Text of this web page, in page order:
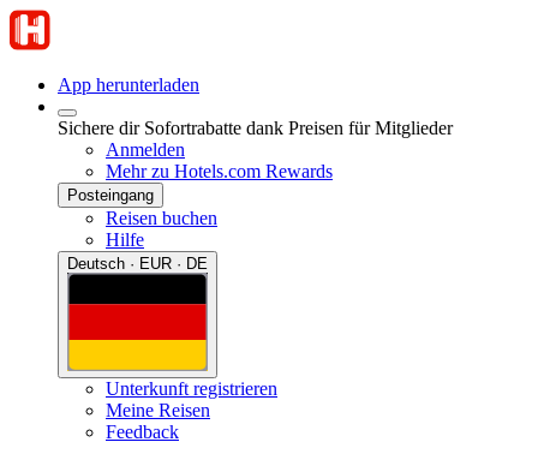
App herunterladen
Sichere dir Sofortrabatte dank Preisen für Mitglieder
Anmelden
Mehr zu Hotels.com Rewards
Posteingang
Reisen buchen
Hilfe
Deutsch · EUR · DE
Unterkunft registrieren
Meine Reisen
Feedback